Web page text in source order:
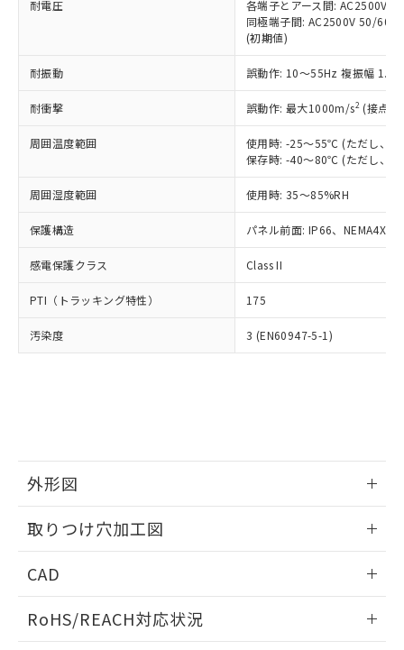
耐電圧
各端子とアース間: AC2500V
同極端子間: AC2500V 50/
(初期値)
耐振動 誤動作: 10～55Hz 複振幅
耐衝撃 誤動作: 最大1000m/s2 (接点
周囲温度範囲
使用時: -25～55℃ (ただし、氷
保存時: -40～80℃ (ただし、氷
周囲湿度範囲 使用時: 35～85%RH
保護構造 パネル前面: IP66、NEMA4X,
感電保護クラス Class II
PTI（トラッキング特性） 175
汚染度 3 (EN60947-5-1)
外形図
取りつけ穴加工図
CAD
ドすることができます。
RoHS/REACH対応状況
正式な納期状況および標準価格はお客
様のお取引先、またはお客様担当のオ
ムロン制御機器販売店・当社販売員に
オムロン制御機器販売店や当社販売拠
販売ネットワーク
」をご確認
在庫状況および標準価格結果を当社の
事前の承諾なく第三者に漏洩または開
示しないようお願いします。
マイパーツ機能（部品リスト作成サー
ビス）をご利用いただくには、I-Web
メンバーズにご登録されている必要が
お客様が当ウェブサイト上で当社にご
および当社の共同利用者が、当社の製
用者の範囲」に記載されている法人を
類(PBB) 1000ppm以下、ポリ臭化ジフェニルエーテル類
(PBDE) 1000ppm以下、フタル酸ビス(2-エチルヘキシ
ル) (DEHP)(別名：DOP) 1000ppm以下、フタル酸ブチ
（DBP） 1000ppm以下、フタル酸ジイソブチル
但し、RoHS指令で産業用監視および制御機器に対する
フタル酸エステル類の４物質については閾値を超える意
※2 対応予定月
部品在庫の切り替え状況などにより、予定
月が前後することがあります。
※3 非含有証明書ダウンロード
下記の非含有証明書をダウンロードするこ
ものではありません。
また、RoHS指令のフタル酸エステル類４
物質の対応では、対応完了までの期間は出
していることから、特段のことがない限
り、2022年1月12日より割愛しておりま
す。
Cr(Ⅵ)(六価クロム) : 1000ppm、 PBBs(ポリ臭化ビフェ
ニル類) : 1000ppm、 PBDEs(ポリ臭化ジフェニルエーテ
DBP(フタル酸ジブチル) : 1000ppm、 DIBP(フタル酸ジ
イソブチル) : 1000ppm、 BBP(フタル酸ブチルベンジ
DEHP(フタル酸ビス(2-エチルヘキシル)) : 1000ppm
※2 環境保護使用期限
準値以下であることを示します。
「10」：通常の使用状況下において有害物
質が外部に漏えいし、環境に深刻な影響を
及ぼさない年数を意味します。
「－」：未確認です。当社販売部門へお問
い合わせください。
当社は規制貨物を破棄する場合は、完
全に破砕するなど、違法に輸出されな
いよう必要な手段を講じます。
当社は貴社製品を、核兵器、ミサイ
ル、化学兵器、生物兵器またはその他
武器並びにこれらの製造装置等に一切
当社は、貴社製品を第三者に販売する
場合は、上記1、2および3の内容を当
該第三者に通知します。また当社は、
販売先および販売に係わる関係者が違
法に輸出するおそれがある場合は、取
り引きをいたしません。
一定数以上の在庫あり
一定数には満たないが在庫あり
在庫なし(最新の在庫状況につ
たはお客様担当のオムロン制御
機器販売店・当社販売員にご確
受注生産機種、また在庫状況の
情報を公開していない機種